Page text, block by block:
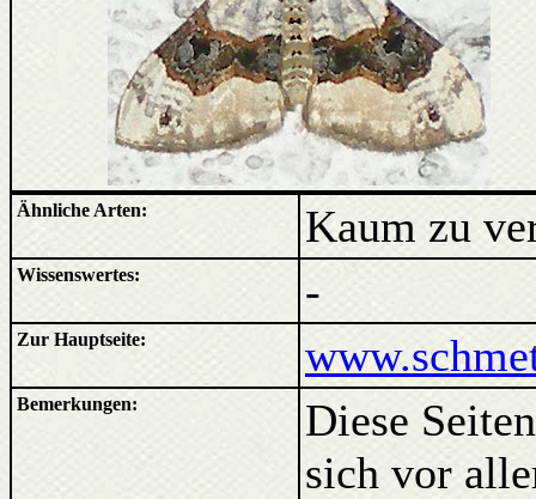
Ähnliche Arten: Kaum zu
Wissenswertes: -
Zur Hauptseite:
Bemerkungen:
Diese
sich vor